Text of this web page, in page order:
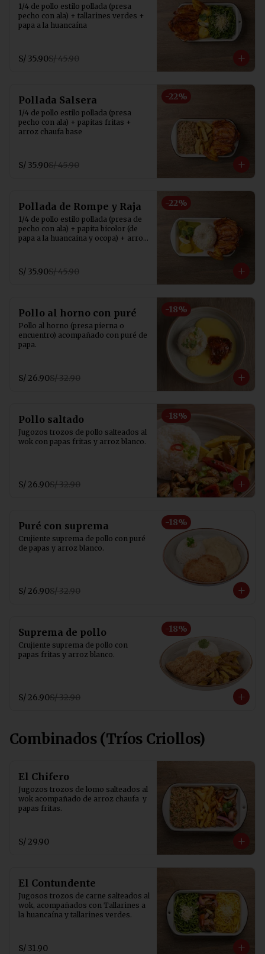
1/4 de pollo estilo pollada (presa
pecho con ala) + tallarines verdes +
papa a la huancaína
S/ 35.90S/ 45.90
-22%
Pollada Salsera
1/4 de pollo estilo pollada (presa
pecho con ala) + papitas fritas +
arroz chaufa base
S/ 35.90S/ 45.90
-22%
Pollada de Rompe y Raja
1/4 de pollo estilo pollada (presa de
pecho con ala) + papita bicolor (de
papa a la huancaina y ocopa) + arroz
S/ 35.90S/ 45.90
-18%
Pollo al horno con puré
Pollo al horno (presa pierna o
encuentro) acompañado con puré de
papa.
S/ 26.90S/ 32.90
-18%
Pollo saltado
Jugozos trozos de pollo salteados al
wok con papas fritas y arroz blanco.
S/ 26.90S/ 32.90
-18%
Puré con suprema
Crujiente suprema de pollo con puré
de papas y arroz blanco.
S/ 26.90S/ 32.90
-18%
Suprema de pollo
Crujiente suprema de pollo con
papas fritas y arroz blanco.
S/ 26.90S/ 32.90
Combinados (Tríos Criollos)
El Chifero
Jugozos trozos de lomo salteados al
wok acompañado de arroz chaufa  y
papas fritas.
S/ 29.90
El Contundente
Jugosos trozos de carne salteados al
wok, acompañados con Tallarines a
la huancaína y tallarines verdes.
S/ 31.90